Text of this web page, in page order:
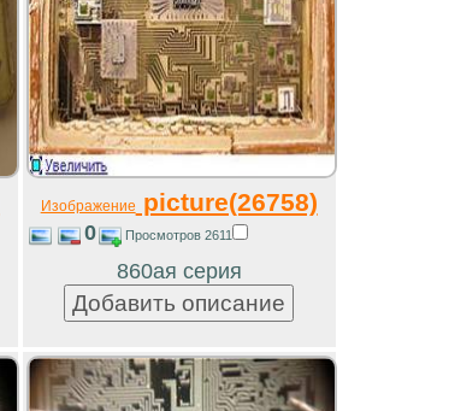
Изображение picture(26758)
0 Просмотров 2611
860ая серия